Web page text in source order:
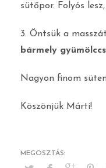
sütőpor. Folyós
3. Öntsük a
bármely
Nagyon finom
Köszönjük Márti!